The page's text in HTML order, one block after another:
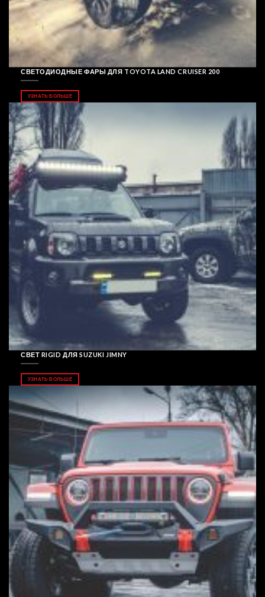
СВЕТОДИОДНЫЕ ФАРЫ ДЛЯ TOYOTA LAND CRUISER 200
УЗНАТЬ БОЛЬШЕ
СВЕТ RIGID ДЛЯ SUZUKI JIMNY
УЗНАТЬ БОЛЬШЕ